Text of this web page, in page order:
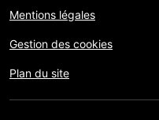
Mentions légales
Gestion des cookies
Plan du site